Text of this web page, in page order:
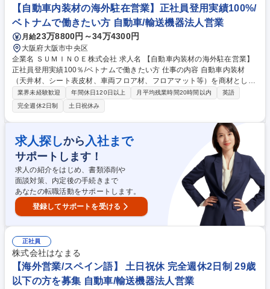
終わり」ではなく、地域の安全を共に創り上げるパートナーとしての役割
を期待します。 募集職種 【品川区】防災備蓄用品の官公庁向け営業/管理
職ポジション/土日祝休み
【自動車内装材の海外駐在営業】正社員登用実績100%/
ベトナムで働きたい方 自動車/輸送機器法人営業
月給23万8800円～34万4300円
大阪府大阪市中央区
企業名 ＳＵＭＩＮＯＥ株式会社 求人名 【自動車内装材の海外駐在営業】
正社員登用実績100％/ベトナムで働きたい方 仕事の内容 自動車内装材
（天井材、シート表皮材、車両フロア材、フロアマット等）を商材として
取り扱う部署にて開発営業をお任せいたします。海外赴任をした際は赴任
手当13万円/月を支給します。※変動可能性有 入社当初は客先への内装材
開発・提案営業又は、主に量産品における調達や内示・オーダーに伴う受
発注（デリバリー）業務を担当いただきます。顧客は国内全自動車メーカ
ー及びティア1企業が中心です。製造工場や外注先への出張もあります。
既存顧客とのやり取りがメインで、基本的に新規開拓はございません。将
来的には海外拠点へ赴任し、駐在員業務を行っていただく予定にしていま
す。※目安：入社1～３年後 募集職種 【自動車内装材の海外駐在営業】正
社員登用実績100％/ベトナムで働きたい方
業界未経験歓迎 年間休日120日以上 月平均残業時間20時間以内
英語
完全週休2日制
土日祝休み
求人探しから 入社まで
サポートします！
求人の紹介をはじめ、書類添削や
面談対策、内定後の手続きまで
あなたの転職活動をサポートします。
登録してサポートを受ける
正社員
株式会社はなまる
【海外営業/スペイン語】 土日祝休 完全週休2日制 29歳
以下の方を募集 自動車/輸送機器法人営業